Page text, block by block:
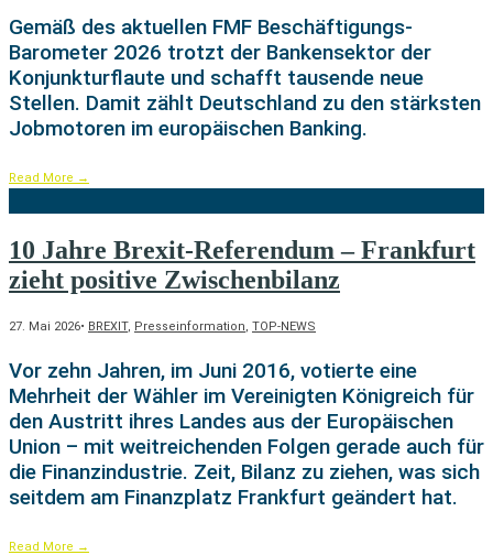
Gemäß des aktuellen FMF Beschäftigungs-
Barometer 2026 trotzt der Bankensektor der
Konjunkturflaute und schafft tausende neue
Stellen. Damit zählt Deutschland zu den stärksten
Jobmotoren im europäischen Banking.
Read More →
10 Jahre Brexit-Referendum – Frankfurt
zieht positive Zwischenbilanz
27. Mai 2026• BREXIT, Presseinformation, TOP-NEWS
Vor zehn Jahren, im Juni 2016, votierte eine
Mehrheit der Wähler im Vereinigten Königreich für
den Austritt ihres Landes aus der Europäischen
Union – mit weitreichenden Folgen gerade auch für
die Finanzindustrie. Zeit, Bilanz zu ziehen, was sich
seitdem am Finanzplatz Frankfurt geändert hat.
Read More →